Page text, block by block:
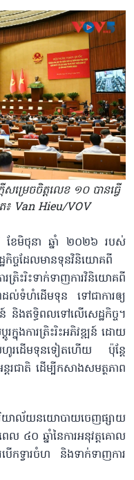
ម្រេចចិត្តលេខ ១០ បានធ្វើ
៖ Van Hieu/VOV
ខែមិថុនា ឆ្នាំ ២០២៦ របស់
កិច្ចដែលមានទុនវិនិយោគពី
រត្រិះរិះទាក់ទាញការវិនិយោគពី
ដល់ទំហំដើមទុន ទៅជាការឲ្យ
ន៍ និងឥទ្ធិពលទៅលើសេដ្ឋកិច្ច។
តូរក្នុងការត្រិះរិះអភិវឌ្ឍន៍ ដោយ
លំហូរដើមទុនទៀតហើយ ប៉ុន្តែ
តរជាតិ ដើម្បីកសាងសមត្ថភាព
រិយាល័យនយោបាយចេញផ្សាយ
ល ៤០ ឆ្នាំនៃការអនុវត្តគោល
កទ្វារចំហ និងទាក់ទាញការ